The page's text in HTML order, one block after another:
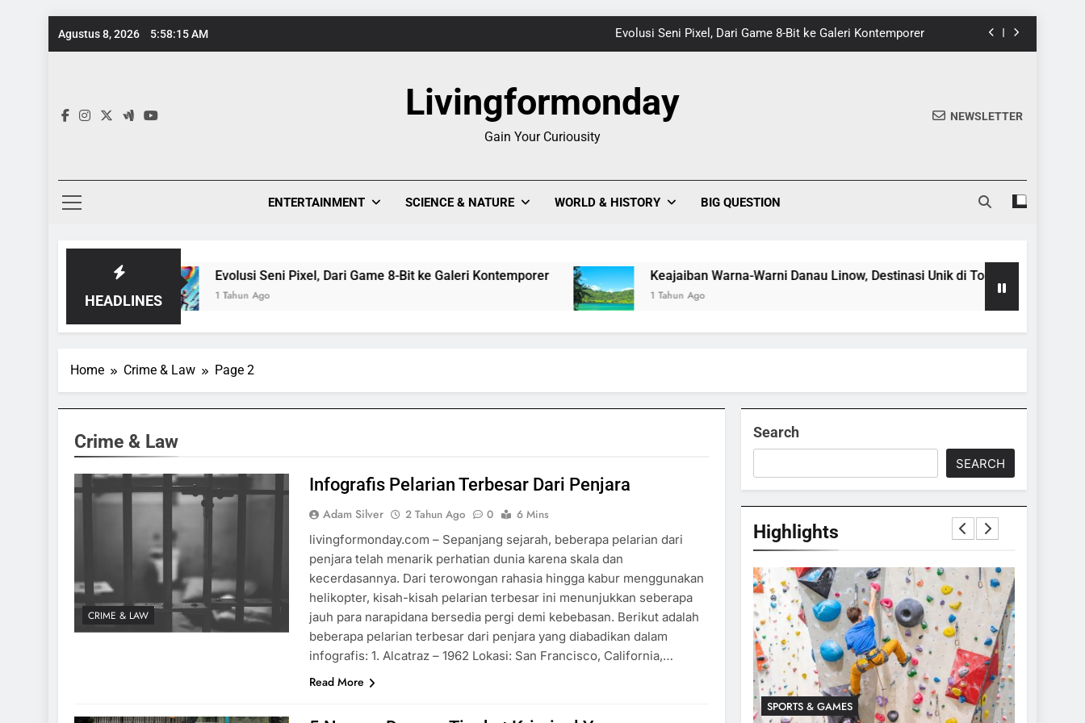
Agustus 8, 2026 5:58:16 AM Evolusi Seni Pixel, Dari Game 8-Bit ke Galeri Kontemporer
Keajaiban Warna-Warni Danau Linow, Destinasi Unik di Tomohon yang Wajib Dikunjungi
Livingformonday
Gain Your Curiousity
NEWSLETTER
ENTERTAINMENT SCIENCE & NATURE WORLD & HISTORY BIG QUESTION
HEADLINES
Evolusi Seni Pixel, Dari Game 8-Bit ke Galeri Kontemporer
1 Tahun Ago
Keajaiban Warna-Warni Danau Linow, Destinasi Unik di Tomohon yang Wajib
1 Tahun Ago
Home Crime & Law Page 2
Crime & Law
CRIME & LAW
Infografis Pelarian Terbesar Dari Penjara
Adam Silver 2 Tahun Ago 0
6 Mins
livingformonday.com – Sepanjang sejarah, beberapa pelarian dari
penjara telah menarik perhatian dunia karena skala dan
kecerdasannya. Dari terowongan rahasia hingga kabur menggunakan
helikopter, kisah-kisah pelarian terbesar ini menunjukkan seberapa
jauh para narapidana bersedia pergi demi kebebasan. Berikut adalah
beberapa pelarian terbesar dari penjara yang diabadikan dalam
infografis: 1. Alcatraz – 1962 Lokasi: San Francisco, California,…
Read More
Search
SEARCH
Highlights
SPORTS & GAMES